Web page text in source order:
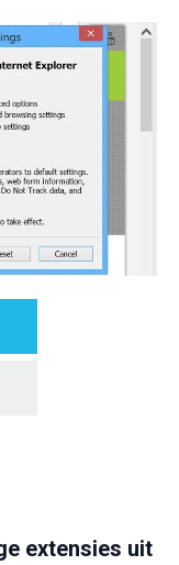
extensies uit